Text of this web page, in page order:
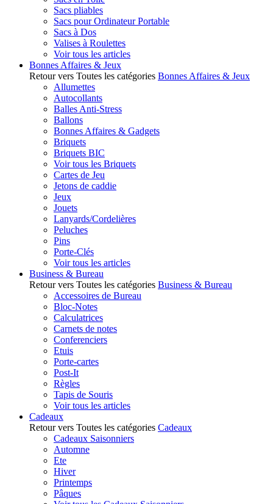
Sacs pliables
Sacs pour Ordinateur Portable
Sacs à Dos
Valises à Roulettes
Voir tous les articles
Bonnes Affaires & Jeux
Retour vers Toutes les catégories Bonnes Affaires & Jeux
Allumettes
Autocollants
Balles Anti-Stress
Ballons
Bonnes Affaires & Gadgets
Briquets
Briquets BIC
Voir tous les Briquets
Cartes de Jeu
Jetons de caddie
Jeux
Jouets
Lanyards/Cordelières
Peluches
Pins
Porte-Clés
Voir tous les articles
Business & Bureau
Retour vers Toutes les catégories Business & Bureau
Accessoires de Bureau
Bloc-Notes
Calculatrices
Carnets de notes
Conferenciers
Etuis
Porte-cartes
Post-It
Règles
Tapis de Souris
Voir tous les articles
Cadeaux
Retour vers Toutes les catégories Cadeaux
Cadeaux Saisonniers
Automne
Ete
Hiver
Printemps
Pâques